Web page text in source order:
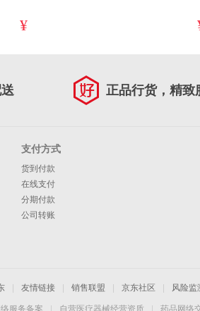
¥
正品行货，精致
支付方式
货到付款
在线支付
分期付款
公司转账
友情链接 销售联盟 京东社区 风险监
服务备案 自营医疗器械经营资质 药品网络